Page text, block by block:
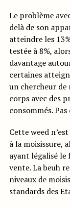
Le problème
delà de son
atteindre les
testée à 8%,
davantage
certaines
un chercheur de
corps avec des
consommés. Pas
Cette weed
à la moisissure,
ayant légalisé le
vente. La beuh
niveaux de
standards des